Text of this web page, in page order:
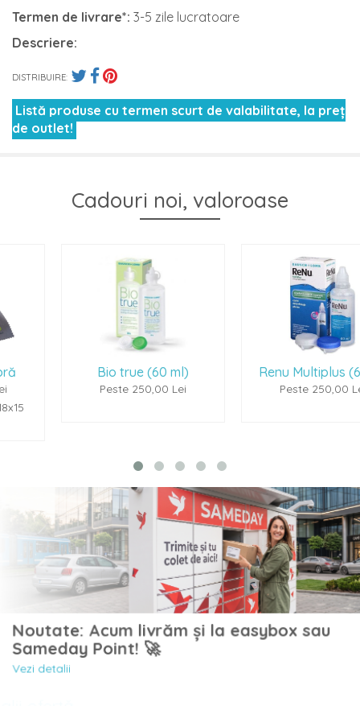
Termen de livrare*: 3-5 zile lucratoare
Descriere:
DISTRIBUIRE:
Listă produse cu termen scurt de valabilitate, la preț
de outlet!
Cadouri noi, valoroase
Bio true (60 ml)
Peste 250,00 Lei
Renu Multiplus (60ml)
Peste 250,00 Lei
Noutate: Acum livrăm și la easybox sau
Sameday Point! 🚀
Vezi detalii